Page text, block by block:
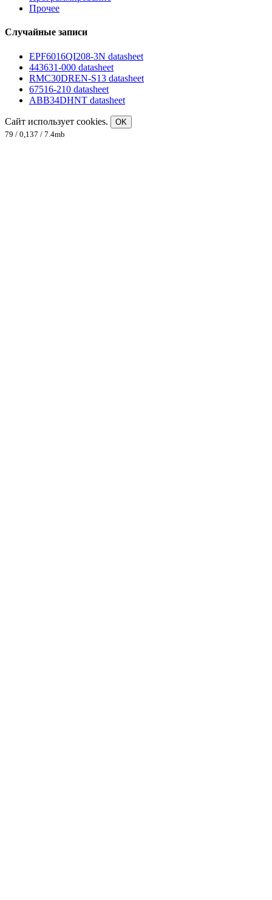
Прочее
Случайные записи
EPF6016QI208-3N datasheet
443631-000 datasheet
RMC30DREN-S13 datasheet
67516-210 datasheet
ABB34DHNT datasheet
Сайт использует cookies.
OK
79 / 0,137 / 7.4mb